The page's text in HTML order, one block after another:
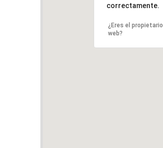
correctamente.
¿Eres el
web?